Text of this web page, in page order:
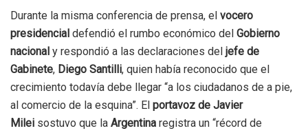
Durante la misma conferencia de prensa, el vocero
presidencial defendió el rumbo económico del Gobierno
nacional y respondió a las declaraciones del jefe de
Gabinete, Diego Santilli, quien había reconocido que el
crecimiento todavía debe llegar “a los ciudadanos de a pie,
al comercio de la esquina”. El portavoz de Javier
Milei sostuvo que la Argentina registra un “récord de